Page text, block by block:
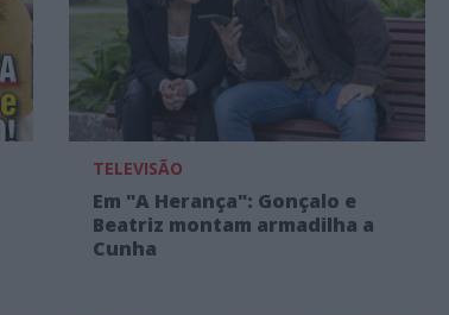
TELEVISÃO
Em "A Herança": Gonçalo e
Beatriz montam armadilha a
Cunha